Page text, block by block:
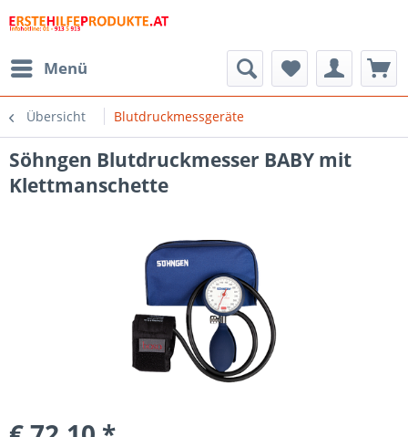
Menü
Übersicht Blutdruckmessgeräte
Söhngen Blutdruckmesser BABY mit
Klettmanschette